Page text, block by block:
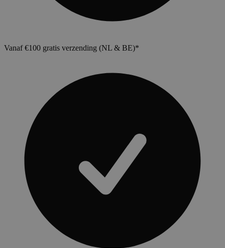
Vanaf €100 gratis verzending (NL & BE)*